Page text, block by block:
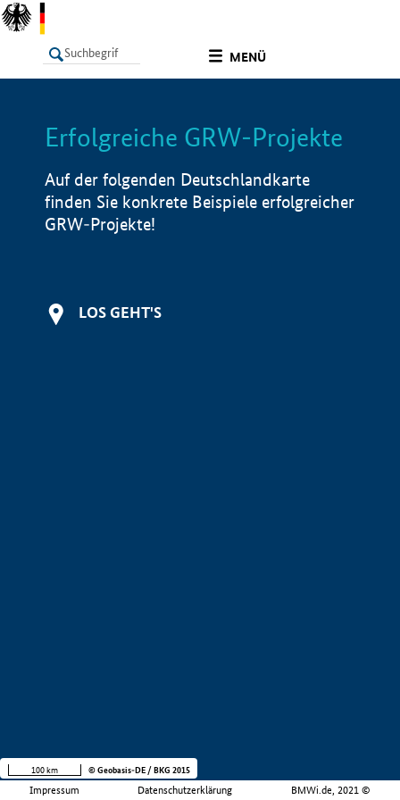
MENÜ
LISTE Info
Erfolgreiche GRW-Projekte
Auf der folgenden Deutschlandkarte
finden Sie konkrete Beispiele erfolgreicher
GRW-Projekte!
LOS GEHT'S
Impressum Datenschutzerklärung BMWi.de, 2021 ©
100 km © Geobasis-DE / BKG 2015